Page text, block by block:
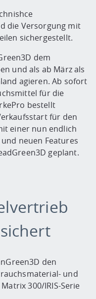
die Versorgung mit
sichergestellt.
dem
und als ab März als
agieren. Ab sofort
für die
bestellt
für den
einer nun endlich
neuen Features
geplant.
den
und
300/IRIS-Serie